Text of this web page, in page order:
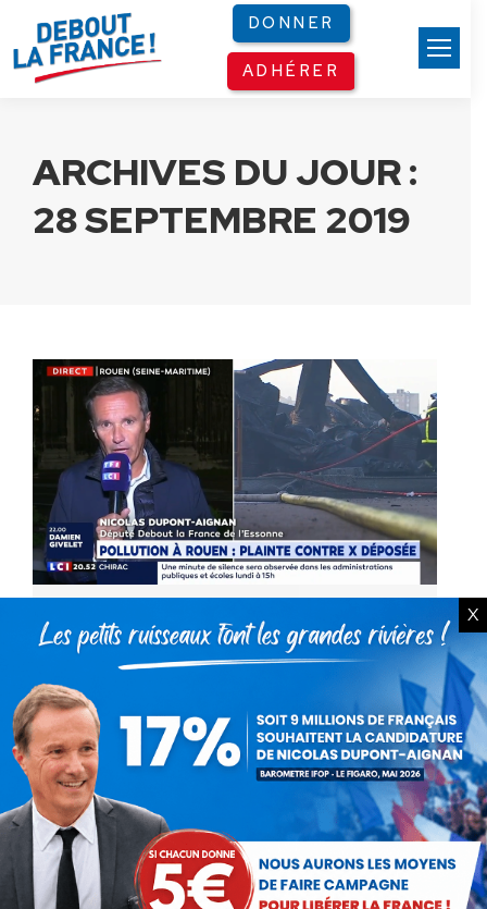
DONNER
ADHÉRER
ARCHIVES DU JOUR :
28 SEPTEMBRE 2019
Incendie de l’usine Lubrizol à
Rouen : réaction de Nicolas
Dupont-Aignan
Vidéo ParNicolas Dupont-Aignan
28 septembre 2019
« Personne ne comprend pourquoi, 48h
après, il n’y a pas de statistiques fiables.
J’aimerais qu’on ait la transparence, que l’on
en tire les leçons. Il faut revoir le contrôle
des…
X
Panneau de gestion des cookies